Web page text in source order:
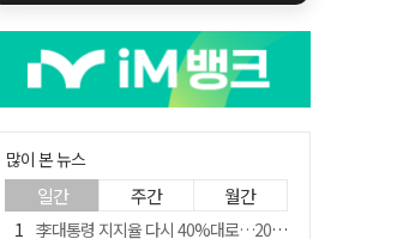
많이 본 뉴스
일간 주간 월간
李대통령 지지율 다시 40%대로…20대는 18.8%p 급락